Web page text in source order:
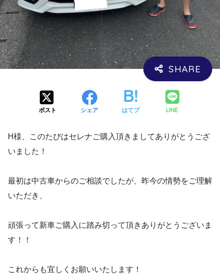
ポスト シェア はてブ LINE
H様、このたびはセレナご購入頂きましてありがとうござ
いました！
最初は中古車からのご相談でしたが、昨今の情勢をご理解
いただき、
頑張って新車ご購入に踏み切って頂きありがとうございま
す！！
これからも宜しくお願いいたします！